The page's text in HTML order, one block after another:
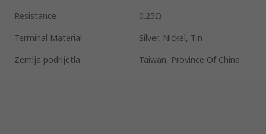
Resistance
0.25Ω
Terminal Material
Silver, Nickel, Tin
Zemlja podrijetla
Taiwan, Province Of China